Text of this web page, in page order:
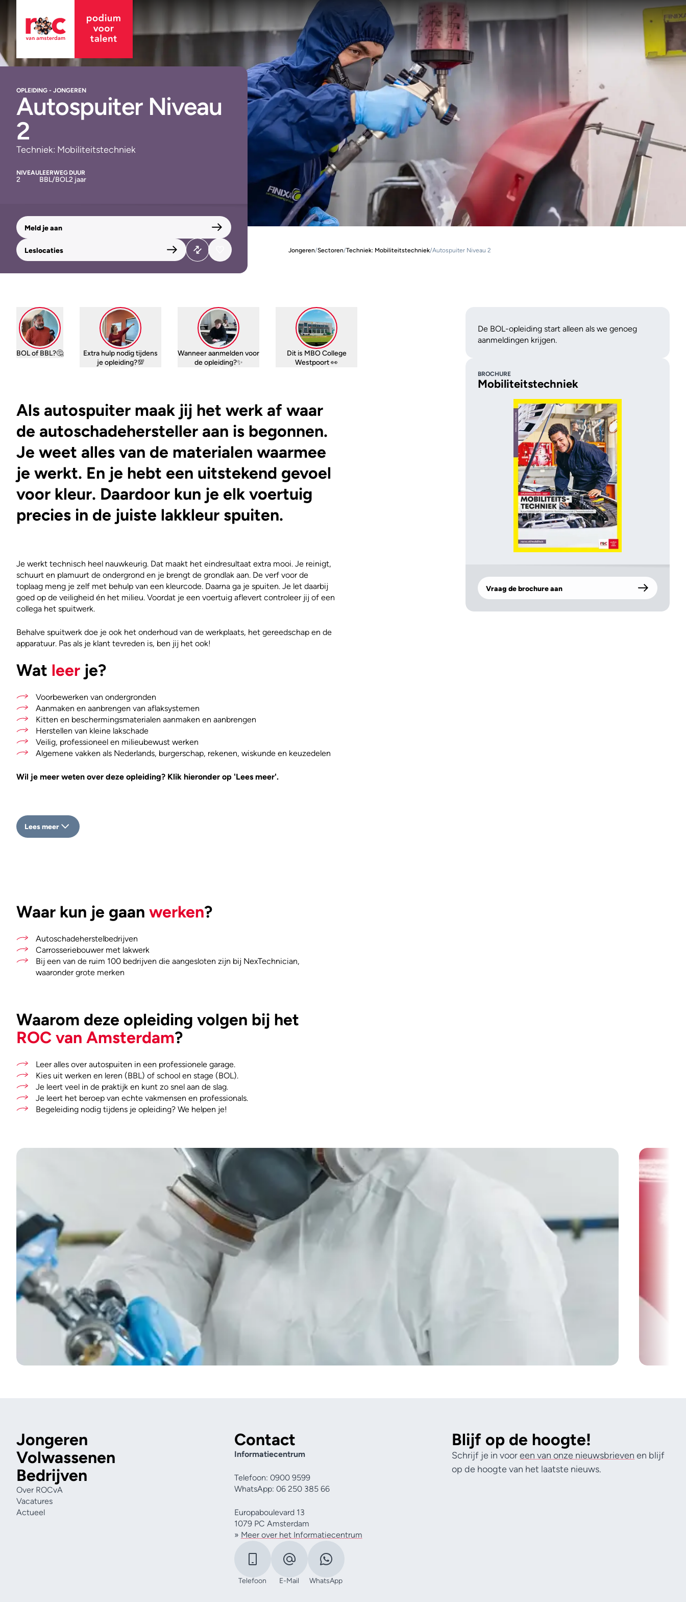
OPLEIDING - JONGEREN
Autospuiter Niveau
2
Techniek: Mobiliteitstechniek
NIVEAU
2
LEERWEG
BBL/BOL
DUUR
2 jaar
Meld je aan
Leslocaties Jongeren/Sectoren/Techniek: Mobiliteitstechniek/Autospuiter Niveau 2
De BOL-opleiding start alleen als we genoeg
aanmeldingen krijgen.
BOL of BBL?🤔
Extra hulp nodig tijdens
je opleiding?💯
Wanneer aanmelden voor
de opleiding?✨
Dit is MBO College
Westpoort 👀
Als autospuiter maak jij het werk af waar
de autoschadehersteller aan is begonnen.
Je weet alles van de materialen waarmee
je werkt. En je hebt een uitstekend gevoel
voor kleur. Daardoor kun je elk voertuig
precies in de juiste lakkleur spuiten.
Je werkt technisch heel nauwkeurig. Dat maakt het eindresultaat extra mooi. Je reinigt,
schuurt en plamuurt de ondergrond en je brengt de grondlak aan. De verf voor de
toplaag meng je zelf met behulp van een kleurcode. Daarna ga je spuiten. Je let daarbij
goed op de veiligheid én het milieu. Voordat je een voertuig aflevert controleer jij of een
collega het spuitwerk.
Behalve spuitwerk doe je ook het onderhoud van de werkplaats, het gereedschap en de
apparatuur. Pas als je klant tevreden is, ben jij het ook!
Wat leer je?
Voorbewerken van ondergronden
Aanmaken en aanbrengen van aflaksystemen
Kitten en beschermingsmaterialen aanmaken en aanbrengen
Herstellen van kleine lakschade
Veilig, professioneel en milieubewust werken
Algemene vakken als Nederlands, burgerschap, rekenen, wiskunde en keuzedelen
Wil je meer weten over deze opleiding? Klik hieronder op 'Lees meer'.
Lees meer
BROCHURE
Mobiliteitstechniek
Vraag de brochure aan
Waar kun je gaan werken?
Autoschadeherstelbedrijven
Carrosseriebouwer met lakwerk
Bij een van de ruim 100 bedrijven die aangesloten zijn bij NexTechnician,
waaronder grote merken
Waarom deze opleiding volgen bij het
ROC van Amsterdam?
Leer alles over autospuiten in een professionele garage.
Kies uit werken en leren (BBL) of school en stage (BOL).
Je leert veel in de praktijk en kunt zo snel aan de slag.
Je leert het beroep van echte vakmensen en professionals.
Begeleiding nodig tijdens je opleiding? We helpen je!
Jongeren
Volwassenen
Bedrijven
Over ROCvA
Vacatures
Actueel
Contact
Informatiecentrum
Telefoon: 0900 9599
WhatsApp: 06 250 385 66
Europaboulevard 13
1079 PC Amsterdam
» Meer over het Informatiecentrum
Telefoon E-Mail WhatsApp
Blijf op de hoogte!
Schrijf je in vooreen van onze nieuwsbrieven en blijf
op de hoogte van het laatste nieuws.